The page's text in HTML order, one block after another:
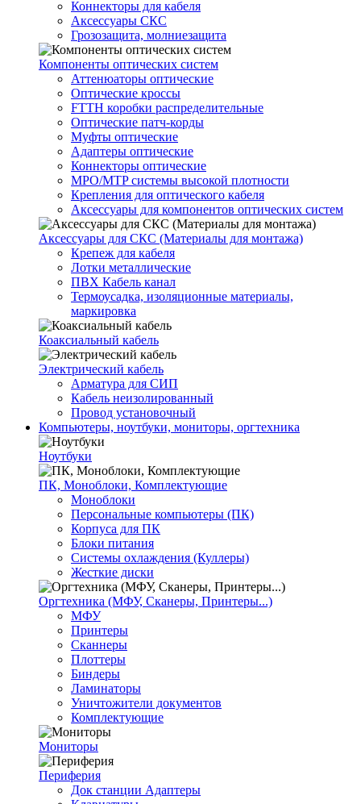
Коннекторы для кабеля
Аксессуары СКС
Грозозащита, молниезащита
Компоненты оптических систем
Аттенюаторы оптические
Оптические кроссы
FTTH коробки распределительные
Оптические патч-корды
Муфты оптические
Адаптеры оптические
Коннекторы оптические
MPO/MTP системы высокой плотности
Крепления для оптического кабеля
Аксессуары для компонентов оптических систем
Аксессуары для СКС (Материалы для монтажа)
Крепеж для кабеля
Лотки металлические
ПВХ Кабель канал
Термоусадка, изоляционные материалы,
маркировка
Коаксиальный кабель
Электрический кабель
Арматура для СИП
Кабель неизолированный
Провод установочный
Компьютеры, ноутбуки, мониторы, оргтехника
Ноутбуки
ПК, Моноблоки, Комплектующие
Моноблоки
Персональные компьютеры (ПК)
Корпуса для ПК
Блоки питания
Системы охлаждения (Куллеры)
Жесткие диски
Оргтехника (МФУ, Сканеры, Принтеры...)
МФУ
Принтеры
Сканнеры
Плоттеры
Биндеры
Ламинаторы
Уничтожители документов
Комплектующие
Мониторы
Периферия
Док станции Адаптеры